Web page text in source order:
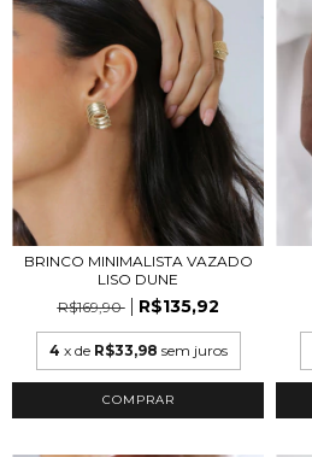
BRINCO MINIMALISTA VAZADO
LISO DUNE
R$169,90
R$135,92
4 x de R$33,98 sem juros
COMPRAR